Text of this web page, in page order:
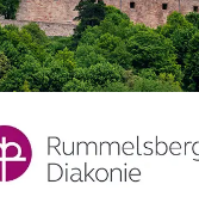
95336 Mainleus